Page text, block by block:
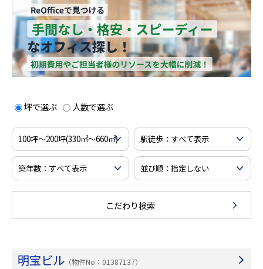
坪で選ぶ 人数で選ぶ
こだわり検索
明宝ビル （物件No：01387137）